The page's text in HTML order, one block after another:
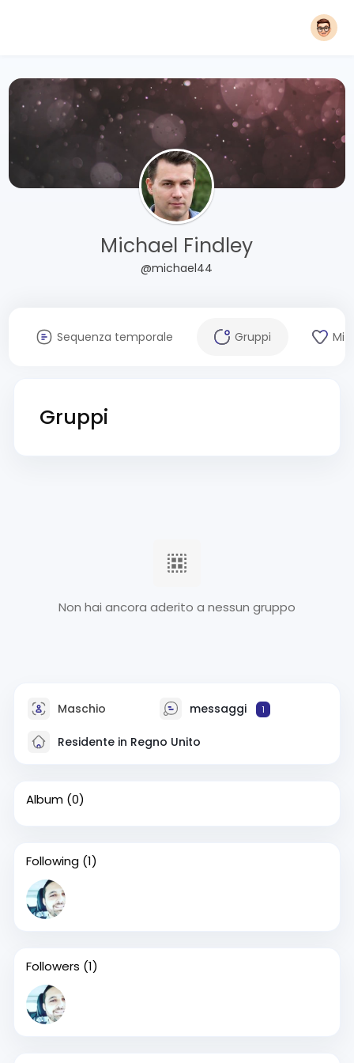
Michael Findley
@michael44
Sequenza temporale Gruppi Mi
Gruppi
Non hai ancora aderito a nessun gruppo
Maschio messaggi 1
Residente in Regno Unito
Album (0)
Following (1)
Followers (1)